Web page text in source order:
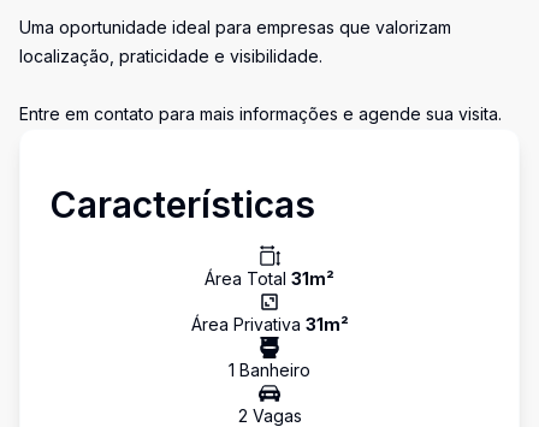
Uma oportunidade ideal para empresas que valorizam
localização, praticidade e visibilidade.
Entre em contato para mais informações e agende sua visita.
Características
Área Total 31m²
Área Privativa 31m²
1 Banheiro
2 Vagas